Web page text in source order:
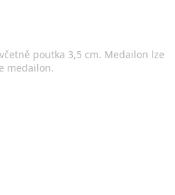
poutka 3,5 cm. Medailon lze
medailon.